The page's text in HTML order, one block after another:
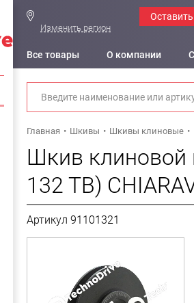
Изменить регион
Все товары О компании
Главная Шкивы Шкивы клиновые
Шкив клиновой
132 TB)
Артикул 91101321